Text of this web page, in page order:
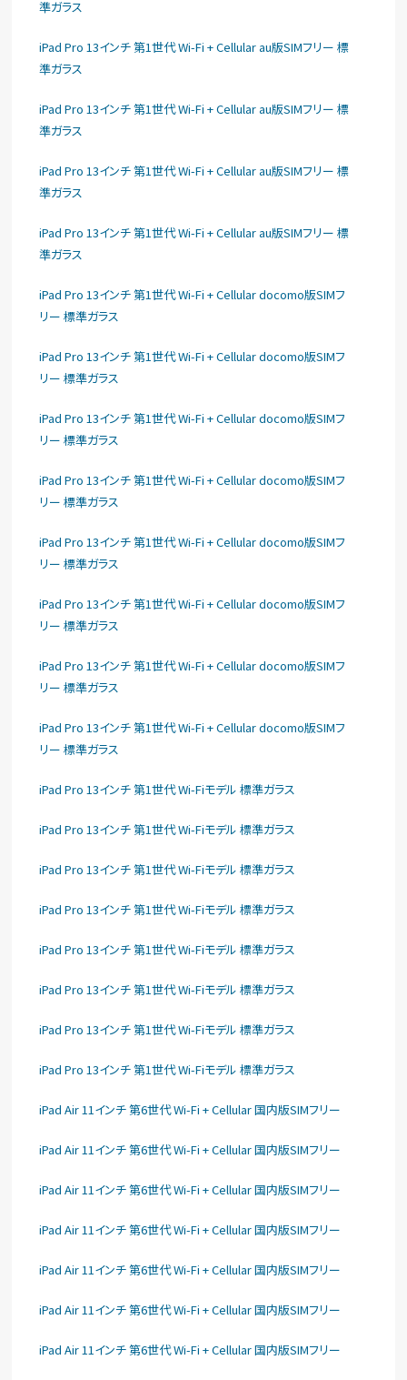
準ガラス
iPad Pro 13インチ 第1世代 Wi-Fi + Cellular au版SIMフリー 標
準ガラス
iPad Pro 13インチ 第1世代 Wi-Fi + Cellular au版SIMフリー 標
準ガラス
iPad Pro 13インチ 第1世代 Wi-Fi + Cellular au版SIMフリー 標
準ガラス
iPad Pro 13インチ 第1世代 Wi-Fi + Cellular au版SIMフリー 標
準ガラス
iPad Pro 13インチ 第1世代 Wi-Fi + Cellular docomo版SIMフ
リー 標準ガラス
iPad Pro 13インチ 第1世代 Wi-Fi + Cellular docomo版SIMフ
リー 標準ガラス
iPad Pro 13インチ 第1世代 Wi-Fi + Cellular docomo版SIMフ
リー 標準ガラス
iPad Pro 13インチ 第1世代 Wi-Fi + Cellular docomo版SIMフ
リー 標準ガラス
iPad Pro 13インチ 第1世代 Wi-Fi + Cellular docomo版SIMフ
リー 標準ガラス
iPad Pro 13インチ 第1世代 Wi-Fi + Cellular docomo版SIMフ
リー 標準ガラス
iPad Pro 13インチ 第1世代 Wi-Fi + Cellular docomo版SIMフ
リー 標準ガラス
iPad Pro 13インチ 第1世代 Wi-Fi + Cellular docomo版SIMフ
リー 標準ガラス
iPad Pro 13インチ 第1世代 Wi-Fiモデル 標準ガラス
iPad Pro 13インチ 第1世代 Wi-Fiモデル 標準ガラス
iPad Pro 13インチ 第1世代 Wi-Fiモデル 標準ガラス
iPad Pro 13インチ 第1世代 Wi-Fiモデル 標準ガラス
iPad Pro 13インチ 第1世代 Wi-Fiモデル 標準ガラス
iPad Pro 13インチ 第1世代 Wi-Fiモデル 標準ガラス
iPad Pro 13インチ 第1世代 Wi-Fiモデル 標準ガラス
iPad Pro 13インチ 第1世代 Wi-Fiモデル 標準ガラス
iPad Air 11インチ 第6世代 Wi-Fi + Cellular 国内版SIMフリー
iPad Air 11インチ 第6世代 Wi-Fi + Cellular 国内版SIMフリー
iPad Air 11インチ 第6世代 Wi-Fi + Cellular 国内版SIMフリー
iPad Air 11インチ 第6世代 Wi-Fi + Cellular 国内版SIMフリー
iPad Air 11インチ 第6世代 Wi-Fi + Cellular 国内版SIMフリー
iPad Air 11インチ 第6世代 Wi-Fi + Cellular 国内版SIMフリー
iPad Air 11インチ 第6世代 Wi-Fi + Cellular 国内版SIMフリー